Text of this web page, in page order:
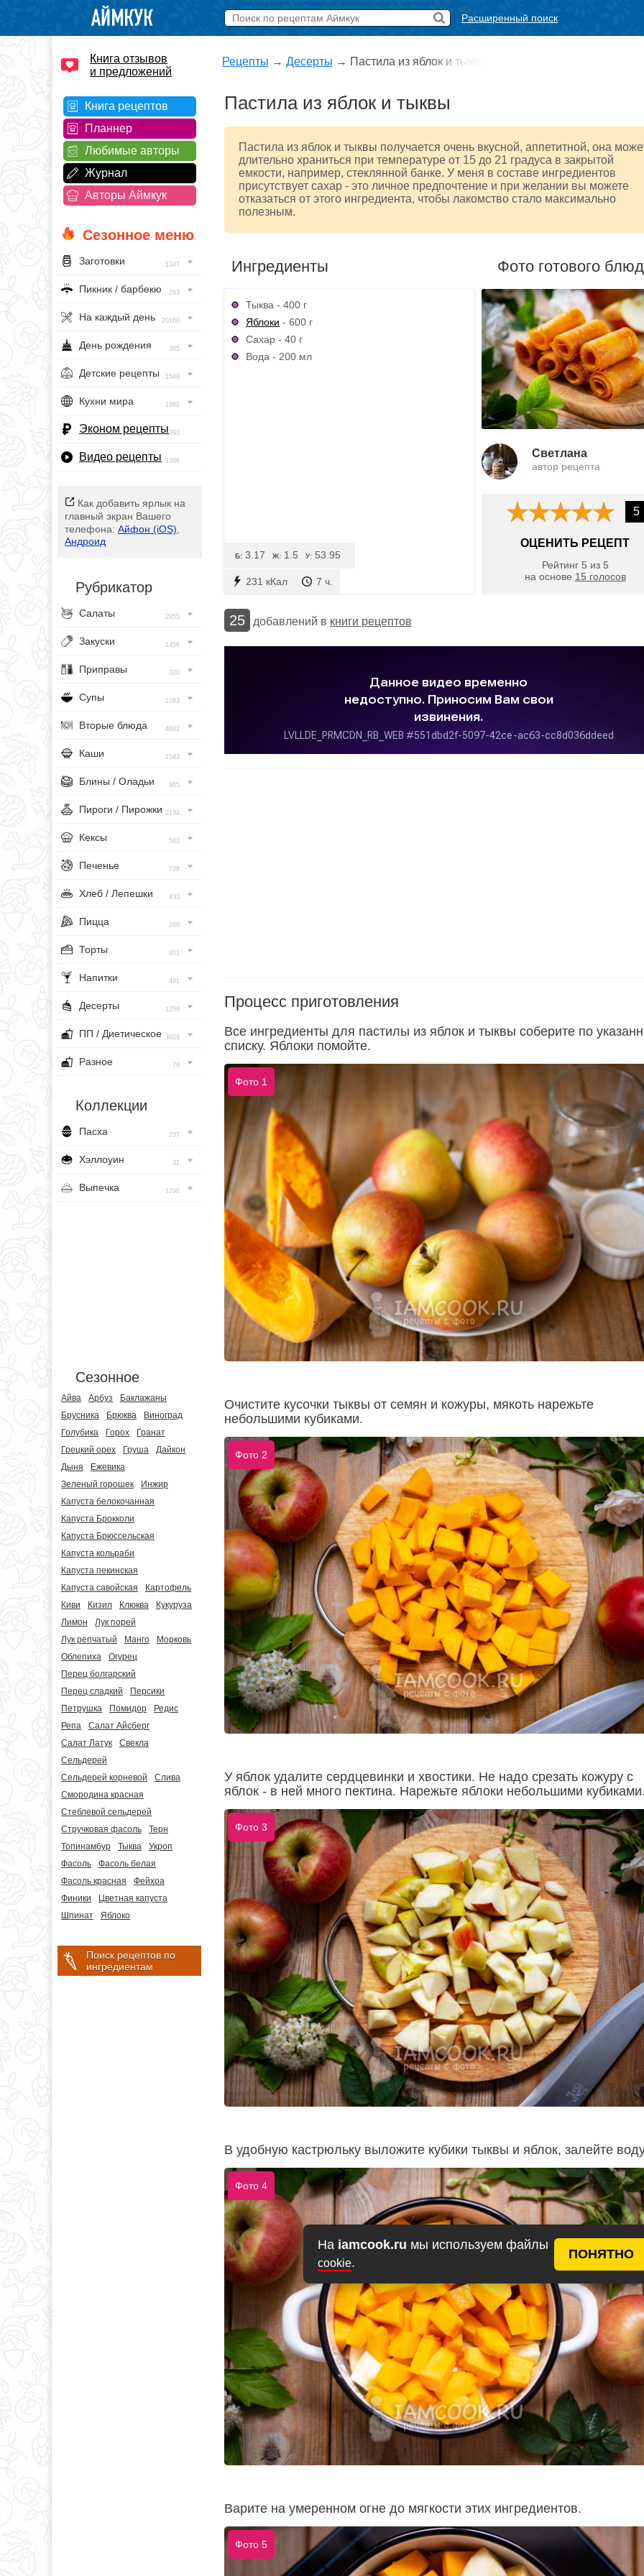
На iamcook.ru мы используем файлы
cookie.
ПОНЯТНО
Расширенный поиск
Книга отзывов
и предложений
Книга рецептов
Планнер
Любимые авторы
Журнал
Авторы Аймкук
Сезонное меню
Заготовки 1347
Пикник / барбекю 293
На каждый день 20160
День рождения 385
Детские рецепты 1548
Кухни мира 1968
Эконом рецепты393
Видео рецепты 1396
Как добавить ярлык на
главный экран Вашего
телефона: Айфон (iOS)
Андроид
Рубрикатор
Салаты 2955
Закуски 1456
Приправы 320
Супы 1083
Вторые блюда 4682
Каши 1543
Блины / Оладьи 965
Пироги / Пирожки 2134
Кексы 563
Печенье 728
Хлеб / Лепешки 433
Пицца 260
Торты 801
Напитки 491
Десерты 1256
ПП / Диетическое 3929
Разное 76
Коллекции
Пасха 237
Хэллоуин 31
Выпечка 1296
Сезонное
Айва Арбуз
Баклажаны
Брусника
Брюква
Виноград
Голубика
Горох
Гранат
Грецкий орех
Груша
Дайкон
Дыня
Ежевика
Зеленый горошек
Инжир
Капуста белокочанная
Капуста Брокколи
Капуста Брюссельская
Капуста кольраби
Капуста пекинская
Капуста савойская
Картофель
Киви
Кизил Клюква
Кукуруза
Лимон
Лук порей
Лук репчатый
Манго
Морковь
Облепиха
Огурец
Перец болгарский
Перец сладкий
Персики
Петрушка
Помидор
Редис
Репа
Салат Айсберг
Салат Латук
Свекла
Сельдерей
Сельдерей корневой
Слива
Смородина красная
Стеблевой сельдерей
Стручковая фасоль
Терн
Топинамбур
Тыква
Укроп
Фасоль
Фасоль белая
Фасоль красная
Фейхоа
Финики
Цветная капуста
Шпинат
Яблоко
Поиск рецептов по
ингредиентам
Рецепты → Десерты → Пастила из яблок и тыквы
Пастила из яблок и тыквы
Пастила из яблок и тыквы получается очень вкусной, аппетитной, она
длительно храниться при температуре от 15 до 21 градуса в закрытой
емкости, например, стеклянной банке. У меня в составе ингредиентов
присутствует сахар - это личное предпочтение и при желании вы можете
отказаться от этого ингредиента, чтобы лакомство стало максимально
полезным.
Ингредиенты
Тыква - 400 г
Яблоки - 600 г
Сахар - 40 г
Вода - 200 мл
231 кКал 7 ч.
Б: 3.17 Ж: 1.5 У: 53.95
Фото готового
Светлана
автор рецепта
5
ОЦЕНИТЬ РЕЦЕПТ
Рейтинг 5 из 5
на основе 15 голосов
25 добавлений в книги рецептов
Процесс приготовления
Все ингредиенты для пастилы из яблок и тыквы соберите по
списку. Яблоки помойте.
Фото 1
Очистите кусочки тыквы от семян и кожуры, мякоть нарежьте
небольшими кубиками.
Фото 2
У яблок удалите сердцевинки и хвостики. Не надо срезать кожуру с
яблок - в ней много пектина. Нарежьте яблоки небольшими
Фото 3
В удобную кастрюльку выложите кубики тыквы и яблок, залейте
Фото 4
Варите на умеренном огне до мягкости этих ингредиентов.
Фото 5